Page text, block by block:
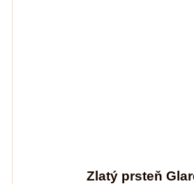
Zlatý prsteň